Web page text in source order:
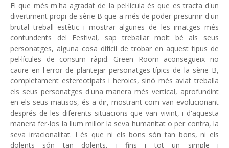
El que més m'ha agradat de la pel·lícula és que es tracta d'un
divertiment propi de sèrie B que a més de poder presumir d'un
brutal treball estètic i mostrar algunes de les imatges més
contundents del Festival, sap treballar molt bé als seus
personatges, alguna cosa difícil de trobar en aquest tipus de
pel·lícules de consum ràpid. Green Room aconsegueix no
caure en l'error de plantejar personatges típics de la sèrie B,
completament estereotipats i heroics, sinó més aviat treballa
els seus personatges d'una manera més vertical, aprofundint
en els seus matisos, és a dir, mostrant com van evolucionant
després de les diferents situacions que van vivint, i d'aquesta
manera fer-los la llum millor la seva humanitat o per contra, la
seva irracionalitat. I és que ni els bons són tan bons, ni els
dolents són tan dolents, i fins i tot un simple i